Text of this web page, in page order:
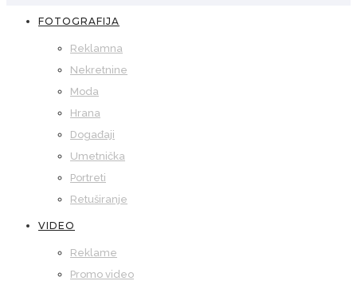
FOTOGRAFIJA
Reklamna
Nekretnine
Moda
Hrana
Događaji
Umetnička
Portreti
Retuširanje
VIDEO
Reklame
Promo video